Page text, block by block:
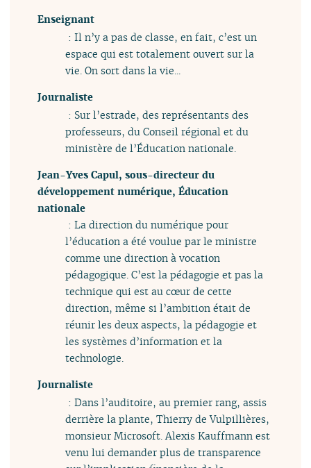
Enseignant
: Il n’y a pas de classe, en fait, c’est un
espace qui est totalement ouvert sur la
vie. On sort dans la vie...
Journaliste
: Sur l’estrade, des représentants des
professeurs, du Conseil régional et du
ministère de l’Éducation nationale.
Jean-Yves Capul, sous-directeur du
développement numérique, Éducation
nationale
: La direction du numérique pour
l’éducation a été voulue par le ministre
comme une direction à vocation
pédagogique. C’est la pédagogie et pas la
technique qui est au cœur de cette
direction, même si l’ambition était de
réunir les deux aspects, la pédagogie et
les systèmes d’information et la
technologie.
Journaliste
: Dans l’auditoire, au premier rang, assis
derrière la plante, Thierry de Vulpillières,
monsieur Microsoft. Alexis Kauffmann est
venu lui demander plus de transparence